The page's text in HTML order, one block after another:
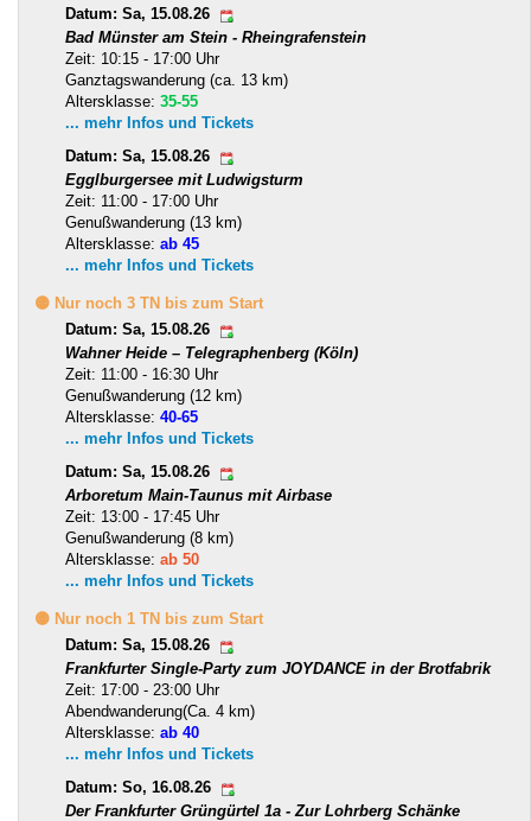
Datum: Sa, 15.08.26
Bad Münster am Stein - Rheingrafenstein
Zeit: 10:15 - 17:00 Uhr
Ganztagswanderung (ca. 13 km)
Altersklasse: 35-55
... mehr Infos und Tickets
Datum: Sa, 15.08.26
Egglburgersee mit Ludwigsturm
Zeit: 11:00 - 17:00 Uhr
Genußwanderung (13 km)
Altersklasse: ab 45
... mehr Infos und Tickets
🟡 Nur noch 3 TN bis zum Start
Datum: Sa, 15.08.26
Wahner Heide – Telegraphenberg (Köln)
Zeit: 11:00 - 16:30 Uhr
Genußwanderung (12 km)
Altersklasse: 40-65
... mehr Infos und Tickets
Datum: Sa, 15.08.26
Arboretum Main-Taunus mit Airbase
Zeit: 13:00 - 17:45 Uhr
Genußwanderung (8 km)
Altersklasse: ab 50
... mehr Infos und Tickets
🟡 Nur noch 1 TN bis zum Start
Datum: Sa, 15.08.26
Frankfurter Single-Party zum JOYDANCE in der Brotfabrik
Zeit: 17:00 - 23:00 Uhr
Abendwanderung(Ca. 4 km)
Altersklasse: ab 40
... mehr Infos und Tickets
Datum: So, 16.08.26
Der Frankfurter Grüngürtel 1a - Zur Lohrberg Schänke